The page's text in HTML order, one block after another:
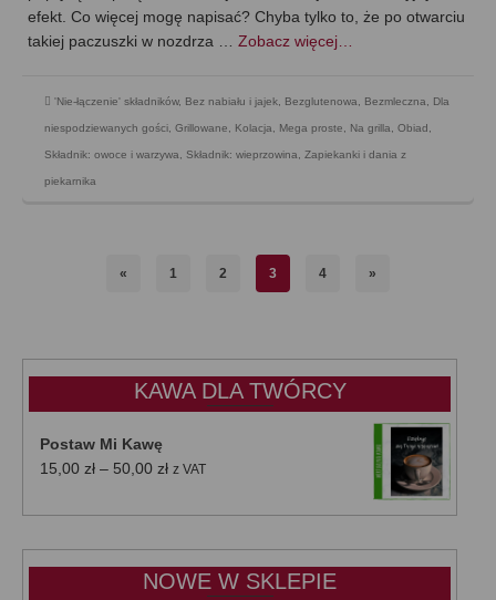
efekt. Co więcej mogę napisać? Chyba tylko to, że po otwarciu
takiej paczuszki w nozdrza … Zobacz więcej…
'Nie-łączenie' składników, Bez nabiału i jajek, Bezglutenowa, Bezmleczna, Dla
niespodziewanych gości, Grillowane, Kolacja, Mega proste, Na grilla, Obiad,
Składnik: owoce i warzywa, Składnik: wieprzowina, Zapiekanki i dania z
piekarnika
« 1 2 3 4 »
KAWA DLA TWÓRCY
Postaw Mi Kawę
15,00 zł – 50,00 złZakres
od
do
50,00 zł
z VAT
NOWE W SKLEPIE